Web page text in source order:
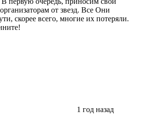
от звезд. Все Они
скорее всего, многие их потеряли.
1 год назад